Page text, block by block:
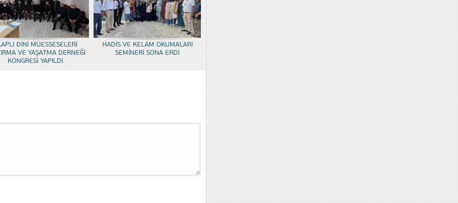
DİNİ MÜESSESELERİ
VE YAŞATMA DERNEĞİ
KONGRESİ YAPILDI
HADİS VE KELAM OKUMALARI
SEMİNERİ SONA ERDİ